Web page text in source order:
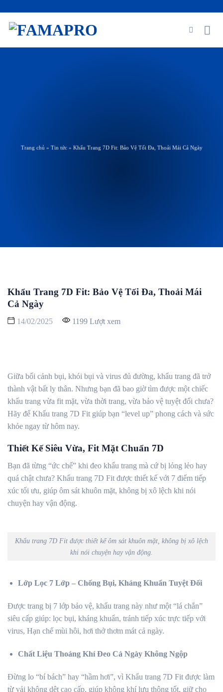
Trang chủ » Tin tức» Khẩu Trang 7D Fit: Bảo Vệ Tối Đa, Thoải Mái Cả Ngày
Khẩu Trang 7D Fit: Bảo Vệ Tối Đa, Thoải Mái
Cả Ngày
14/02/2025 1199 Lượt xem
Giữa bối cảnh bụi, khói bụi và virus đủ đường, khẩu trang đã trở
thành vật bất ly thân. Nhưng bạn đã bao giờ tìm được một chiếc
khẩu trang vừa fit mặt, vừa thời trang, vừa bảo vệ tuyệt đối chưa?
Hãy để Khẩu trang 7D Fit giúp bạn “level up” phong cách và sức
khỏe ngay từ hôm nay.
Thiết Kế Siêu Vừa, Fit Mặt Chuẩn 7D
Bạn đã từng “ức chế” khi đeo khẩu trang mà cứ bị lỏng lẻo hay
quá chật chưa? Khẩu trang 7D Fit được thiết kế với 7 điểm tiếp
xúc tối ưu, giúp ôm sát khuôn mặt, không bị xô lệch khi nói
chuyện hay vận động.
Khẩu trang 7D Fit được thiết kế ôm sát khuôn mặt, không bị xô lệch
khi nói chuyện hay vận động.
Lớp Lọc 7 Lớp – Chống Bụi, Kháng Khuẩn Tuyệt Đối
Được trang bị 7 lớp bảo vệ, khẩu trang này như một “lá chắn”
siêu cấp giúp: lọc bụi, kháng khuẩn, tránh tiếp xúc trực tiếp với
virus, Hạn chế mùi hôi, hơi thở thơm mát cả ngày.
Chất Liệu Thoáng Khí Đeo Cả Ngày Không Ngộp
Đừng lo “bí bách” hay “hầm hơi”, vì Khẩu trang 7D Fit được làm
từ vải không dệt cao cấp, giúp không khí lưu thông tốt, giữ cho